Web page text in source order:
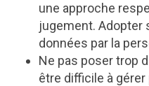
une approche
jugement. Adopter
données par la
Ne pas poser trop
être difficile à